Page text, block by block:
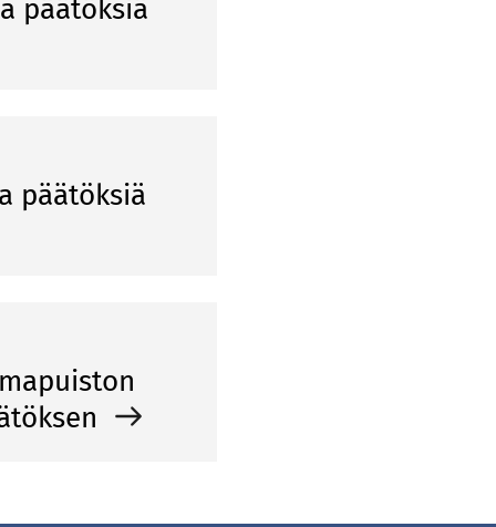
päätöksiä
päätöksiä